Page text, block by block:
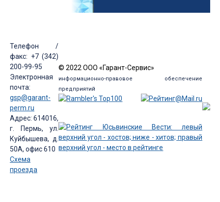
Телефон /
факс: +7 (342)
200-99-95
Электронная
почта:
gsp@garant-
perm.ru
Адрес: 614016,
г. Пермь, ул.
Куйбышева, д.
50А, офис 610
Схема
проезда
© 2022 ООО «Гарант-Сервис»
информационно-правовое обеспечение
предприятий